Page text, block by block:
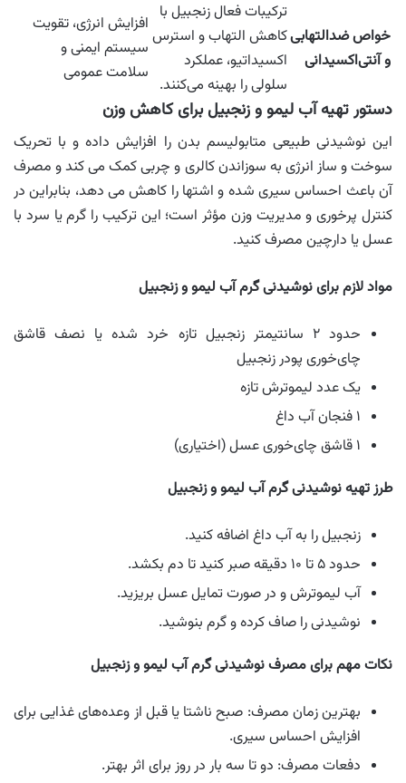
خواص ضدالتهابی
و آنتی‌اکسیدانی
ترکیبات فعال زنجبیل با
کاهش التهاب و استرس
اکسیداتیو، عملکرد
سلولی را بهینه می‌کنند.
افزایش انرژی، تقویت
سیستم ایمنی و
سلامت عمومی
دستور تهیه آب لیمو و زنجبیل برای کاهش وزن
این نوشیدنی طبیعی متابولیسم بدن را افزایش داده و با تحریک
سوخت و ساز انرژی به سوزاندن کالری و چربی کمک می کند و مصرف
آن باعث احساس سیری شده و اشتها را کاهش می دهد، بنابراین در
کنترل پرخوری و مدیریت وزن مؤثر است؛ این ترکیب را گرم یا سرد با
عسل یا دارچین مصرف کنید.
مواد لازم برای نوشیدنی گرم آب لیمو و زنجبیل
حدود ۲ سانتیمتر زنجبیل تازه خرد شده یا نصف قاشق
چای‌خوری پودر زنجبیل
یک عدد لیموترش تازه
۱ فنجان آب داغ
۱ قاشق چای‌خوری عسل (اختیاری)
طرز تهیه نوشیدنی گرم آب لیمو و زنجبیل
زنجبیل را به آب داغ اضافه کنید.
حدود ۵ تا ۱۰ دقیقه صبر کنید تا دم بکشد.
آب لیموترش و در صورت تمایل عسل بریزید.
نوشیدنی را صاف کرده و گرم بنوشید.
نکات مهم برای مصرف نوشیدنی گرم آب لیمو و زنجبیل
بهترین زمان مصرف: صبح ناشتا یا قبل از وعده‌های غذایی برای
افزایش احساس سیری.
دفعات مصرف: دو تا سه بار در روز برای اثر بهتر.